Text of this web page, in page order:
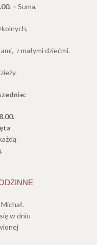
– Suma,
z małymi dziećmi.
w dniu